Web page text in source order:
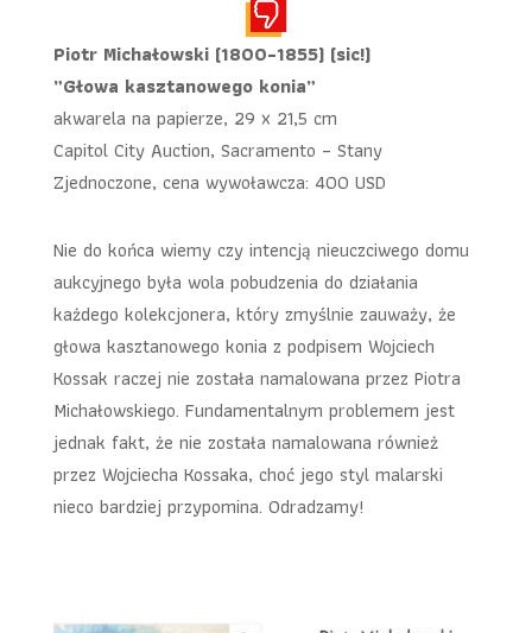
Piotr Michałowski (1800-1855) (sic!)
„Głowa kasztanowego konia”
akwarela na papierze, 29 x 21,5 cm
Capitol City Auction, Sacramento – Stany
Zjednoczone, cena wywoławcza: 400 USD
Nie do końca wiemy czy intencją nieuczciwego domu
aukcyjnego była wola pobudzenia do działania
każdego kolekcjonera, który zmyślnie zauważy, że
głowa kasztanowego konia z podpisem Wojciech
Kossak raczej nie została namalowana przez Piotra
Michałowskiego. Fundamentalnym problemem jest
jednak fakt, że nie została namalowana również
przez Wojciecha Kossaka, choć jego styl malarski
nieco bardziej przypomina. Odradzamy!